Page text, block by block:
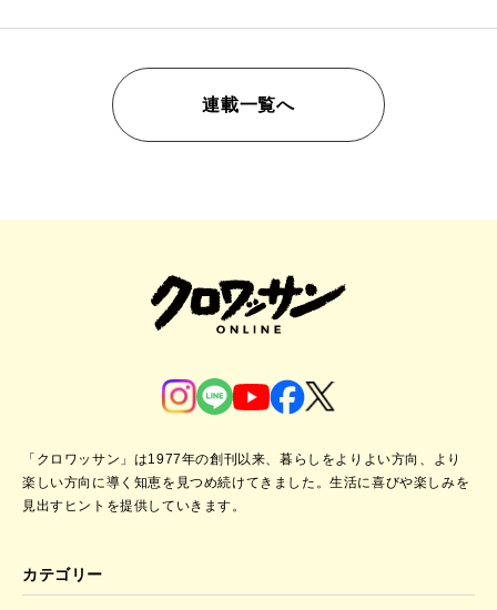
連載一覧へ
「クロワッサン」は1977年の創刊以来、暮らしをよりよい方向、より
楽しい方向に導く知恵を見つめ続けてきました。生活に喜びや楽しみを
見出すヒントを提供していきます。
カテゴリー